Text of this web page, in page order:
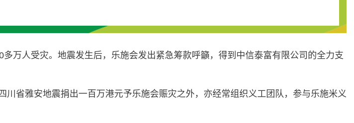
万人受灾。地震发生后，乐施会发出紧急筹款呼籲，得到中信泰富有限公司的全力支
省雅安地震捐出一百万港元予乐施会赈灾之外，亦经常组织义工团队，参与乐施米义